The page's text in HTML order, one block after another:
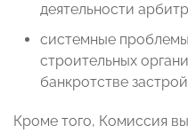
деятельности
системные
строительных
банкротстве
Кроме того, Комиссия